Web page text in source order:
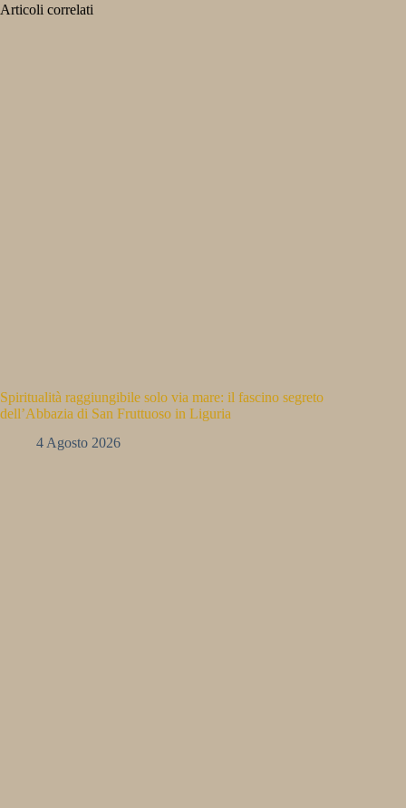
Articoli correlati
Spiritualità raggiungibile solo via mare: il fascino segreto
dell’Abbazia di San Fruttuoso in Liguria
4 Agosto 2026